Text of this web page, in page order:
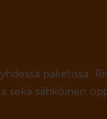
paketissa:
sekä sähköinen